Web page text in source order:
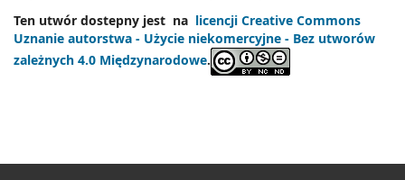
Ten utwór dostepny jest na licencji Creative Commons
Uznanie autorstwa - Użycie niekomercyjne - Bez utworów
zależnych 4.0 Międzynarodowe.